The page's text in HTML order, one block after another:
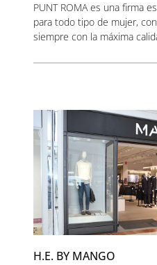
PUNT ROMA es una firma
para todo tipo de mujer,
siempre con la máxima
H.E. BY MANGO